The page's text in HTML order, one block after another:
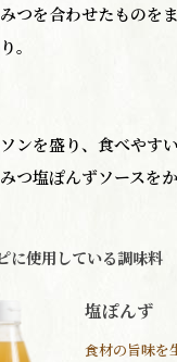
つを合わせたものを
。
ンを盛り、食べやす
つ塩ぽんずソースをか
に使用している調味料
塩ぽんず
食材の旨味を